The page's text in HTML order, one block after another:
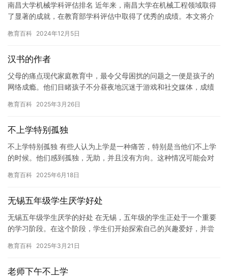
南昌大学机械学科评估排名 近年来，南昌大学在机械工程领域取得
了显著的成就，在教育部学科评估中取得了优秀的成绩。本文将介
评…
教育百科 2024年12月5日
汉书的作者
父母的痛点现代家庭教育中，最令父母困扰的问题之一便是孩子的
网络成瘾。他们目睹孩子不分昼夜地沉迷于游戏和社交媒体，成绩
女士的…
教育百科 2025年3月26日
不上学特别孤独
不上学特别孤独 有些人认为上学是一种痛苦，特别是当他们不上学
的时候。他们感到孤独，无助，并且没有方向。这种情况可能会对
中。…
教育百科 2025年6月18日
无锡五年级学生厌学好处
无锡五年级学生厌学的好处 在无锡，五年级的学生正处于一个重要
的学习阶段。在这个阶段，学生们开始探索自己的兴趣爱好，并尝
致他…
教育百科 2025年3月21日
老师下午不上学